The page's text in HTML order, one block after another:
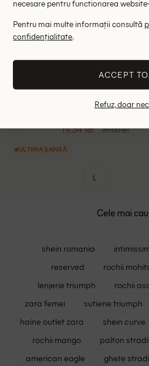
19.34 lei 35.00 lei
ULTIMA ȘANSĂ
L
Cele mai
shein romania
reserved
rochii
lenjerie triumph
rochii
zara femei
sutiene triumph
haine outlet zara
shein curve
rochii mango
palton
american eagle
ghete
necesare pentru functionarea
Pentru mai multe informații consultă
confidențialitate.
ACCEPT
Refuz, doar